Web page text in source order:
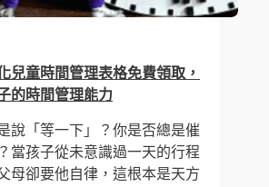
兒童時間管理表格免費領取，
的時間管理能力
說「等一下」？你是否總是催
當孩子從未意識過一天的行程
母卻要他自律，這根本是天方